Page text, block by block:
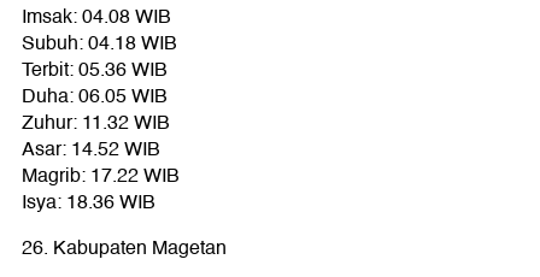
Imsak: 04.08 WIB
Subuh: 04.18 WIB
Terbit: 05.36 WIB
Duha: 06.05 WIB
Zuhur: 11.32 WIB
Asar: 14.52 WIB
Magrib: 17.22 WIB
Isya: 18.36 WIB
26. Kabupaten Magetan